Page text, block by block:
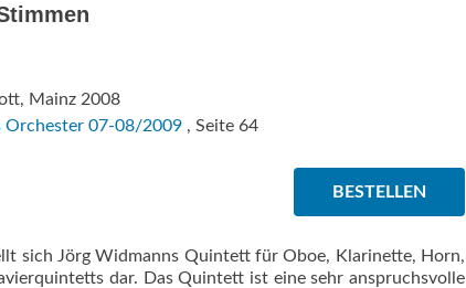
Mainz 2008
Orchester 07-08/2009, Seite 64
BESTELLEN
sich Jörg Widmanns Quintett für Oboe, Klarinette, Horn,
dar. Das Quintett ist eine sehr anspruchsvolle